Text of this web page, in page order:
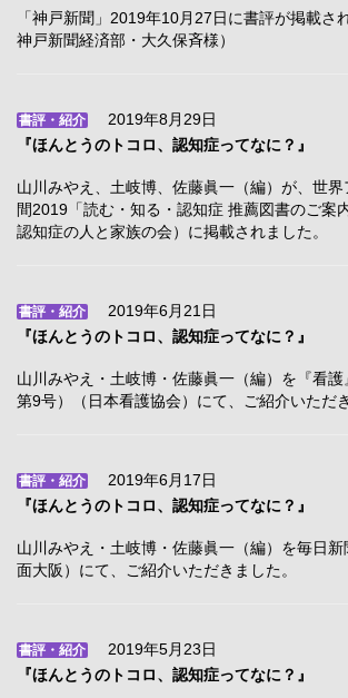
「神戸新聞」2019年10月27日に書評が掲載さ
神戸新聞経済部・大久保斉様）
書評・紹介
2019年8月29日
『ほんとうのトコロ、認知症ってなに？』
山川みやえ、土岐博、佐藤眞一（編）が、世界
間2019「読む・知る・認知症 推薦図書のご案
認知症の人と家族の会）に掲載されました。
書評・紹介
2019年6月21日
『ほんとうのトコロ、認知症ってなに？』
山川みやえ・土岐博・佐藤眞一（編）を『看
第9号）（日本看護協会）にて、ご紹介いただ
書評・紹介
2019年6月17日
『ほんとうのトコロ、認知症ってなに？』
山川みやえ・土岐博・佐藤眞一（編）を毎日
面大阪）にて、ご紹介いただきました。
書評・紹介
2019年5月23日
『ほんとうのトコロ、認知症ってなに？』